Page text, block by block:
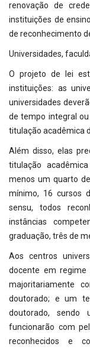
renovação de
instituições de
de reconhecimento
Universidades,
O projeto de lei
instituições: as
universidades
de tempo integral
titulação acadêmica
Além disso, elas
titulação
menos um quarto
mínimo, 16 cursos
sensu, todos
instâncias
graduação, três de
Aos centros
docente em regime
majoritariamente
doutorado; e um
doutorado, sendo
funcionarão com
reconhecidos e